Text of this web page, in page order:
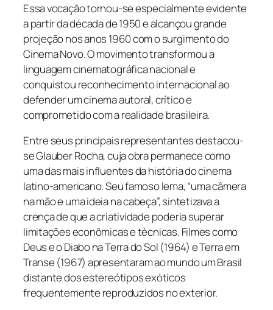
Essa vocação tornou-se especialmente evidente
a partir da década de 1950 e alcançou grande
projeção nos anos 1960 com o surgimento do
Cinema Novo. O movimento transformou a
linguagem cinematográfica nacional e
conquistou reconhecimento internacional ao
defender um cinema autoral, crítico e
comprometido com a realidade brasileira.
Entre seus principais representantes destacou-
se Glauber Rocha, cuja obra permanece como
uma das mais influentes da história do cinema
latino-americano. Seu famoso lema, “uma câmera
na mão e uma ideia na cabeça”, sintetizava a
crença de que a criatividade poderia superar
limitações econômicas e técnicas. Filmes como
Deus e o Diabo na Terra do Sol (1964) eTerra em
Transe (1967) apresentaram ao mundo um Brasil
distante dos estereótipos exóticos
frequentemente reproduzidos no exterior.